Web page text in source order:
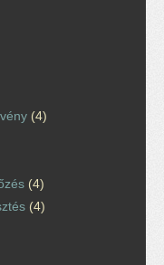
(4)
(4)
(4)